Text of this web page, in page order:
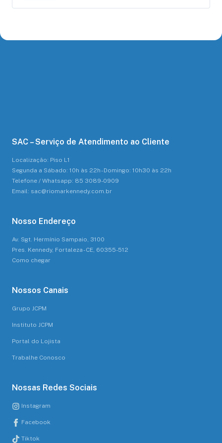
SAC – Serviço de Atendimento ao Cliente
Localização: Piso L1
Segunda a Sábado: 10h às 22h - Domingo: 10h30 às 22h
Telefone / Whatsapp: 85 3089-0909
Email: sac@riomarkennedy.com.br
Nosso Endereço
Av. Sgt. Hermínio Sampaio, 3100
Pres. Kennedy, Fortaleza - CE, 60355-512
Como chegar
Nossos Canais
Grupo JCPM
Instituto JCPM
Portal do Lojista
Trabalhe Conosco
Nossas Redes Sociais
Instagram
Facebook
Tiktok